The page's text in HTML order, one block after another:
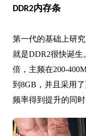
DDR2内存条
第一代的基础上研
就是DDR2很快诞
倍，主频在200-
到8GB，并且采用
频率得到提升的同时